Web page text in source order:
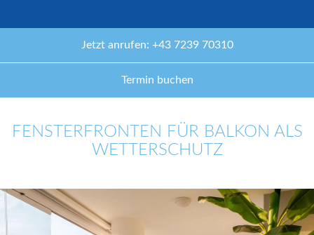
Jetzt anrufen: +43 7239 70310
Termin buchen
FENSTERFRONTEN FÜR BALKON ALS
WETTERSCHUTZ